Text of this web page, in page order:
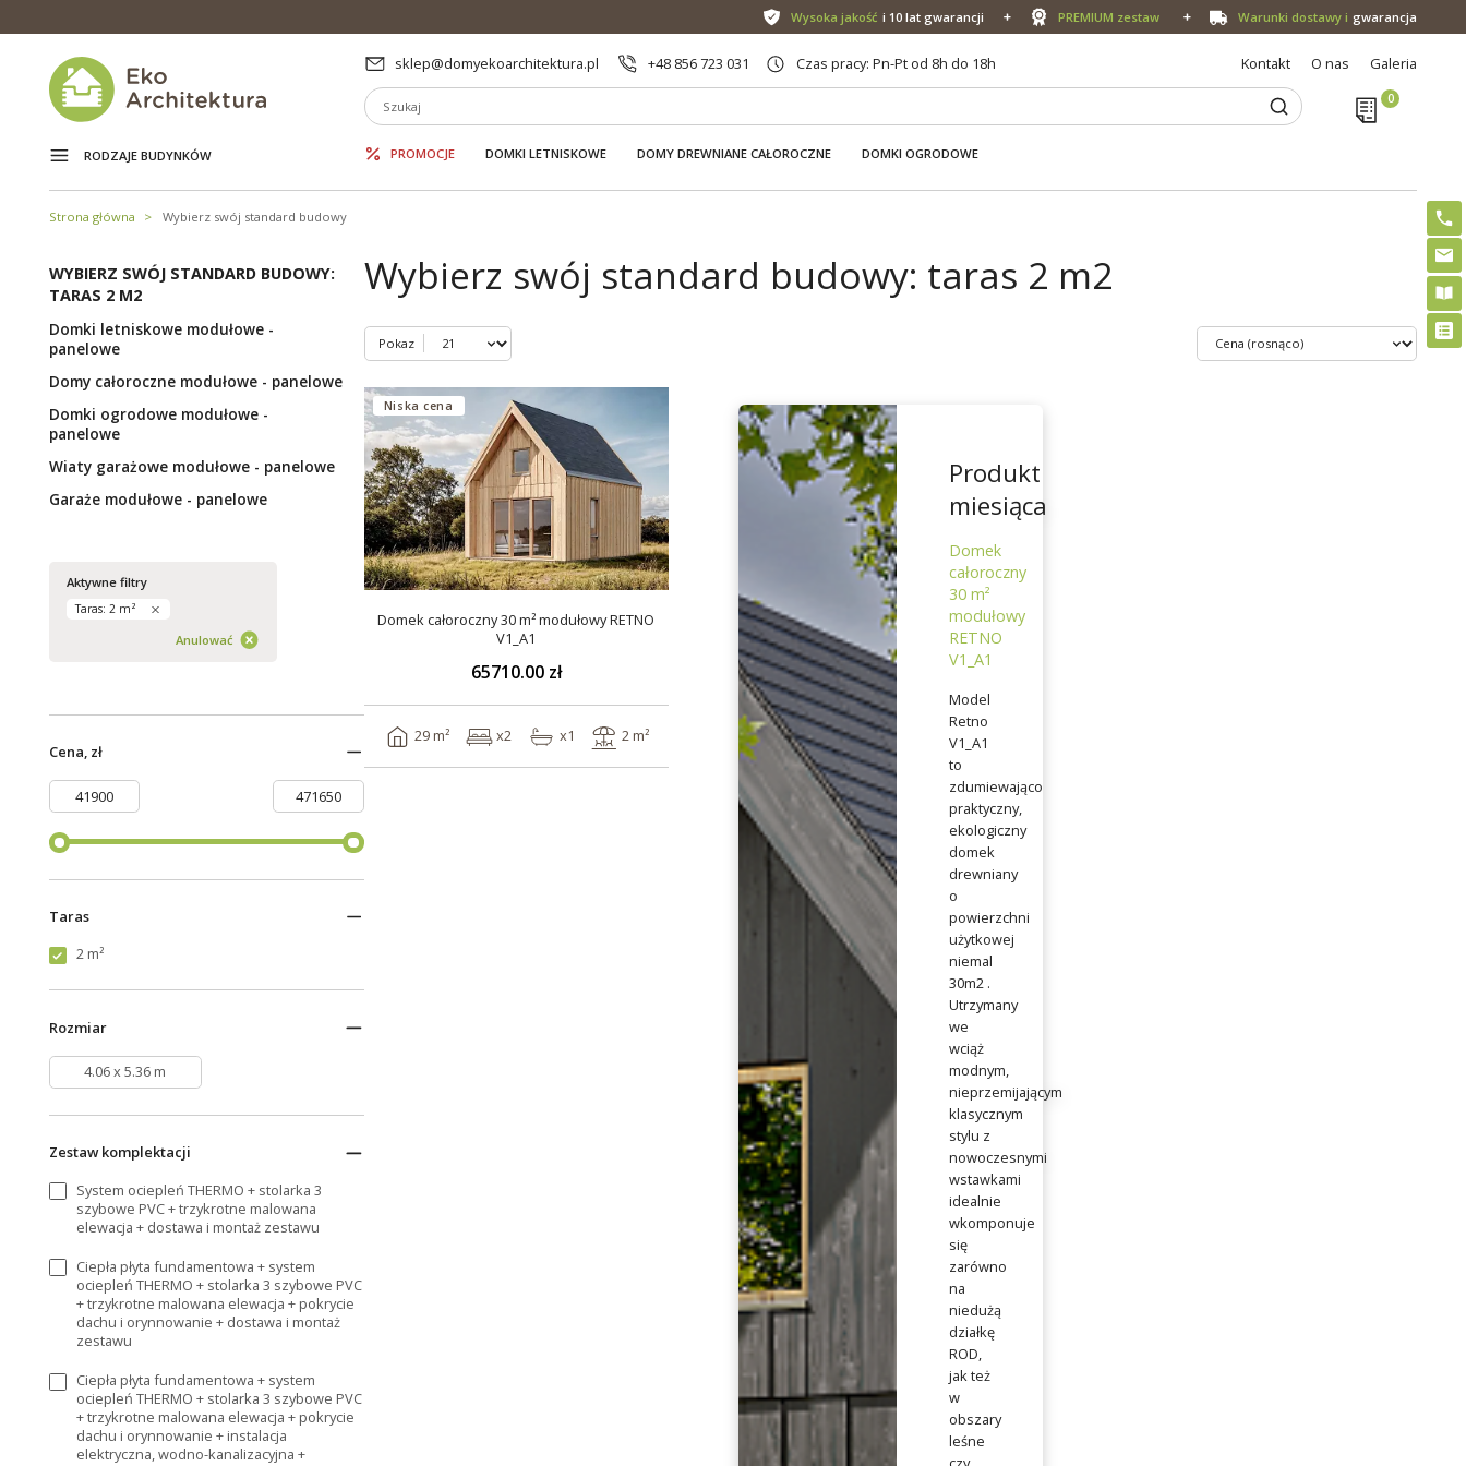
Wysoka jakość i 10 lat gwarancji PREMIUM zestaw Warunki dostawy i gwarancja
sklep@domyekoarchitektura.pl +48 856 723 031 Czas pracy: Pn-Pt od 8h do 18h Kontakt O nas Galeria
RODZAJE BUDYNKÓW PROMOCJE DOMKI LETNISKOWE DOMY DREWNIANE CAŁOROCZNE DOMKI OGRODOWE
Strona główna Wybierz swój standard budowy
WYBIERZ SWÓJ STANDARD BUDOWY:
TARAS 2 M2
Domki letniskowe modułowe -
panelowe
Domy całoroczne modułowe - panelowe
Domki ogrodowe modułowe -
panelowe
Wiaty garażowe modułowe - panelowe
Garaże modułowe - panelowe
Aktywne filtry
Taras: 2 m²
Anulować
Cena, zł
Taras
2 m²
Rozmiar
4.06 x 5.36 m
Zestaw komplektacji
System ociepleń THERMO + stolarka 3
szybowe PVC + trzykrotne malowana
elewacja + dostawa i montaż zestawu
Ciepła płyta fundamentowa + system
ociepleń THERMO + stolarka 3 szybowe PVC
+ trzykrotne malowana elewacja + pokrycie
dachu i orynnowanie + dostawa i montaż
zestawu
Ciepła płyta fundamentowa + system
ociepleń THERMO + stolarka 3 szybowe PVC
+ trzykrotne malowana elewacja + pokrycie
dachu i orynnowanie + instalacja
elektryczna, wodno-kanalizacyjna +
Wybierz swój standard budowy: taras 2 m2
Pokaz
Niska cena
Domek całoroczny 30 m² modułowy RETNO
V1_A1
65710.00 zł
29 m² x2 x1 2 m²
Produkt
miesiąca
Domek
całoroczny
30 m²
modułowy
RETNO
V1_A1
Model
Retno
V1_A1
to
zdumiewająco
praktyczny,
ekologiczny
domek
drewniany
o
powierzchni
użytkowej
niemal
30m2 .
Utrzymany
we
wciąż
modnym,
nieprzemijającym
klasycznym
stylu z
nowoczesnymi
wstawkami
idealnie
wkomponuje
się
zarówno
na
niedużą
działkę
ROD,
jak też
w
obszary
leśne